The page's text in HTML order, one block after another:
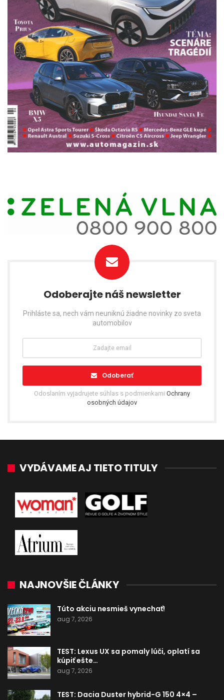
Odoberajte náš newsletter
Prihláste sa, nech vám neuniknú žiadne novinky zo sveta
automobilov
Odoberať
Odoslaním vyjadrujete súhlas s podmienkami Ochrany
osobných údajov
VYDÁVAME AJ TIETO TITULY
NAJNOVŠIE ČLÁNKY
Túto akciu nesmieš vynechať!
aug 7, 2026
TEST: Lexus UX sa pomaly lúči, oplatí sa
kúpiť ešte…
aug 7, 2026
TEST: Dacia Duster hybrid-G 150 4×4 –